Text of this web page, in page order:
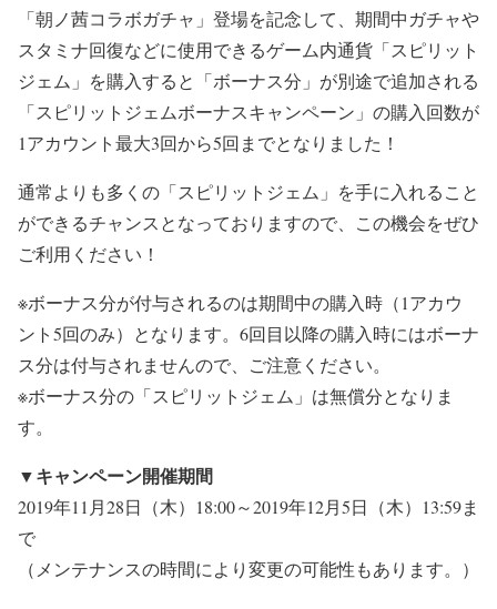
「朝ノ茜コラボガチャ」登場を記念して、期間中ガチャや
スタミナ回復などに使用できるゲーム内通貨「スピリット
ジェム」を購入すると「ボーナス分」が別途で追加される
「スピリットジェムボーナスキャンペーン」の購入回数が
1アカウント最大3回から5回までとなりました！
通常よりも多くの「スピリットジェム」を手に入れること
ができるチャンスとなっておりますので、この機会をぜひ
ご利用ください！
※ボーナス分が付与されるのは期間中の購入時（1アカウ
ント5回のみ）となります。6回目以降の購入時にはボーナ
ス分は付与されませんので、ご注意ください。
※ボーナス分の「スピリットジェム」は無償分となりま
す。
▼キャンペーン開催期間
2019年11月28日（木）18:00～2019年12月5日（木）13:59ま
で
（メンテナンスの時間により変更の可能性もあります。）